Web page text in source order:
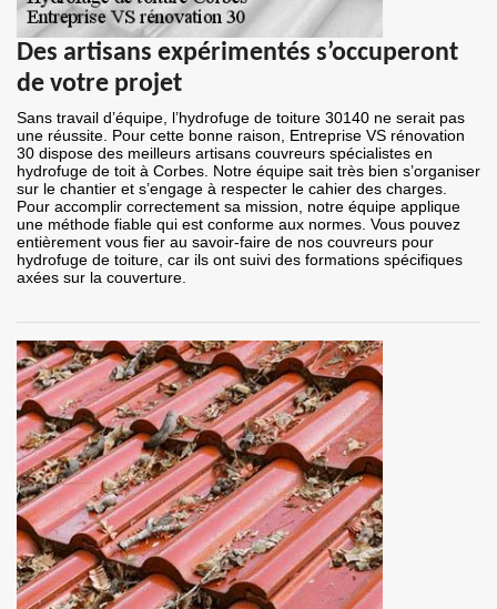
Des artisans expérimentés s’occuperont
de votre projet
Sans travail d’équipe, l’hydrofuge de toiture 30140 ne serait pas
une réussite. Pour cette bonne raison, Entreprise VS rénovation
30 dispose des meilleurs artisans couvreurs spécialistes en
hydrofuge de toit à Corbes. Notre équipe sait très bien s’organiser
sur le chantier et s’engage à respecter le cahier des charges.
Pour accomplir correctement sa mission, notre équipe applique
une méthode fiable qui est conforme aux normes. Vous pouvez
entièrement vous fier au savoir-faire de nos couvreurs pour
hydrofuge de toiture, car ils ont suivi des formations spécifiques
axées sur la couverture.